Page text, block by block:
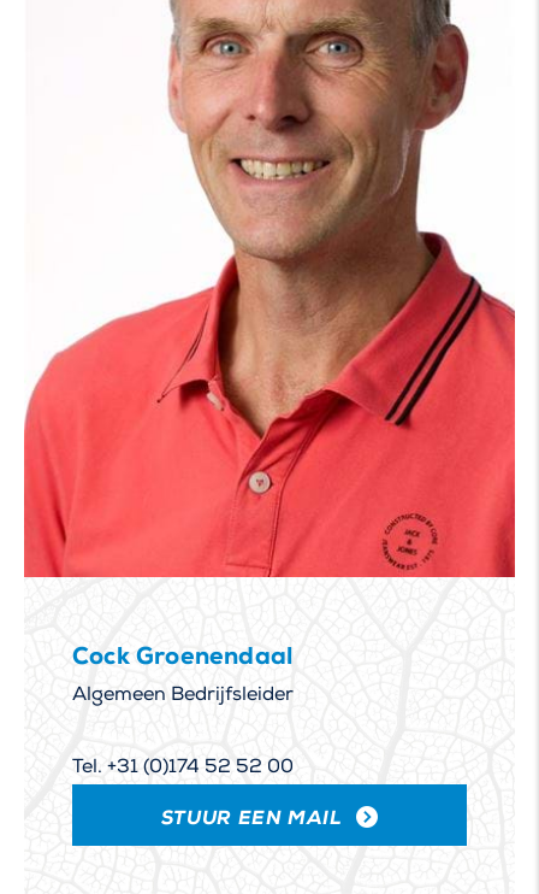
Cock Groenendaal
Algemeen Bedrijfsleider
Tel. +31 (0)174 52 52 00
STUUR EEN MAIL